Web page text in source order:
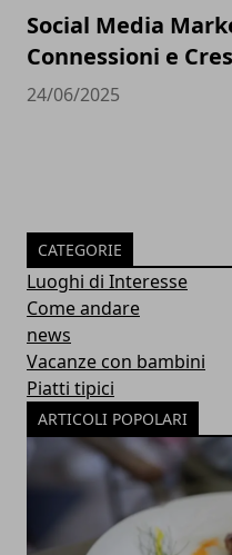
Social Media
Connessioni e
24/06/2025
CATEGORIE
Luoghi di Interesse
Come andare
news
Vacanze con bambini
Piatti tipici
ARTICOLI POPOLARI